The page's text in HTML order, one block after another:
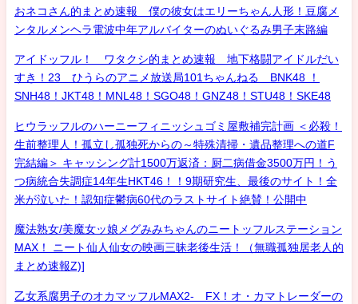
おネコさん的まとめ速報 僕の彼女はエリーちゃん人形！豆腐メ
ンタルメンヘラ電波中年アルバイターのぬいぐるみ男子末路編
アイドッフル！ ワタクシ的まとめ速報 地下格闘アイドルだい
すき！23 ひうらのアニメ放送局101ちゃんねる BNK48 ！
SNH48！JKT48！MNL48！SGO48！GNZ48！STU48！SKE48
ヒウラッフルのハーニーフィニッシュゴミ屋敷補完計画 ＜必殺！
生前整理人！孤立し孤独死からの～特殊清掃・遺品整理への道F
完結編＞ キャッシング計1500万返済：厨二病借金3500万円！う
つ病統合失調症14年生HKT46！！9期研究生、最後のサイト！全
米が泣いた！認知症鬱病60代のラストサイト絶賛！公開中
魔法熟女/美魔女ッ娘メグみみちゃんのニートッフルステーション
MAX！ ニート仙人仙女の映画三昧老後生活！（無職孤独居老人的
まとめ速報Z)]
乙女系腐男子のオカマッフルMAX2- FX！オ・カマトレーダーの